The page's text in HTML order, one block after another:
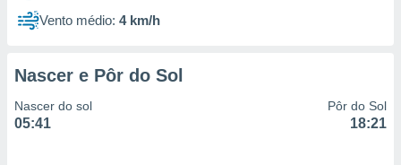
1199
Vento médio: 4 km/h
Nascer e Pôr do Sol
Nascer do sol
05:41
Pôr do Sol
18:21